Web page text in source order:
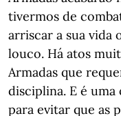
tivermos de
arriscar a sua vida
louco. Há atos
Armadas que
disciplina. E é
para evitar que as